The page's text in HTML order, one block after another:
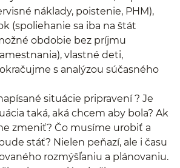
náklady, poistenie, PHM),
(spoliehanie sa iba na štát
obdobie bez príjmu
vlastné deti,
s analýzou súčasného
situácie pripravení ? Je
taká, aká chcem aby bola? Ak
zmeniť? Čo musíme urobiť a
stáť? Nielen peňazí, ale i času
rozmýšľaniu a plánovaniu.